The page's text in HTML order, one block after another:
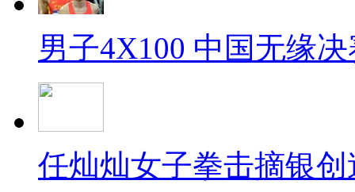
男子4X100 中国无缘
任灿灿女子拳击摘银